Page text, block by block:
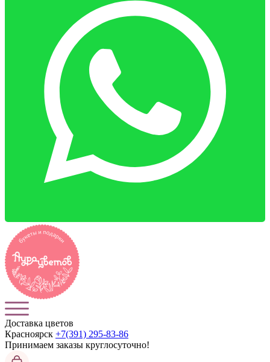
Доставка цветов
Красноярск +7(391) 295-83-86
Принимаем заказы круглосуточно!